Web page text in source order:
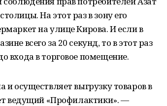
На этот раз в зону его
на улице Кирова. И если в
всего за 20 секунд, то в этот раз
входа в торговое помещение.
осуществляет выгрузку товаров в
ведущий «Профилактики». —